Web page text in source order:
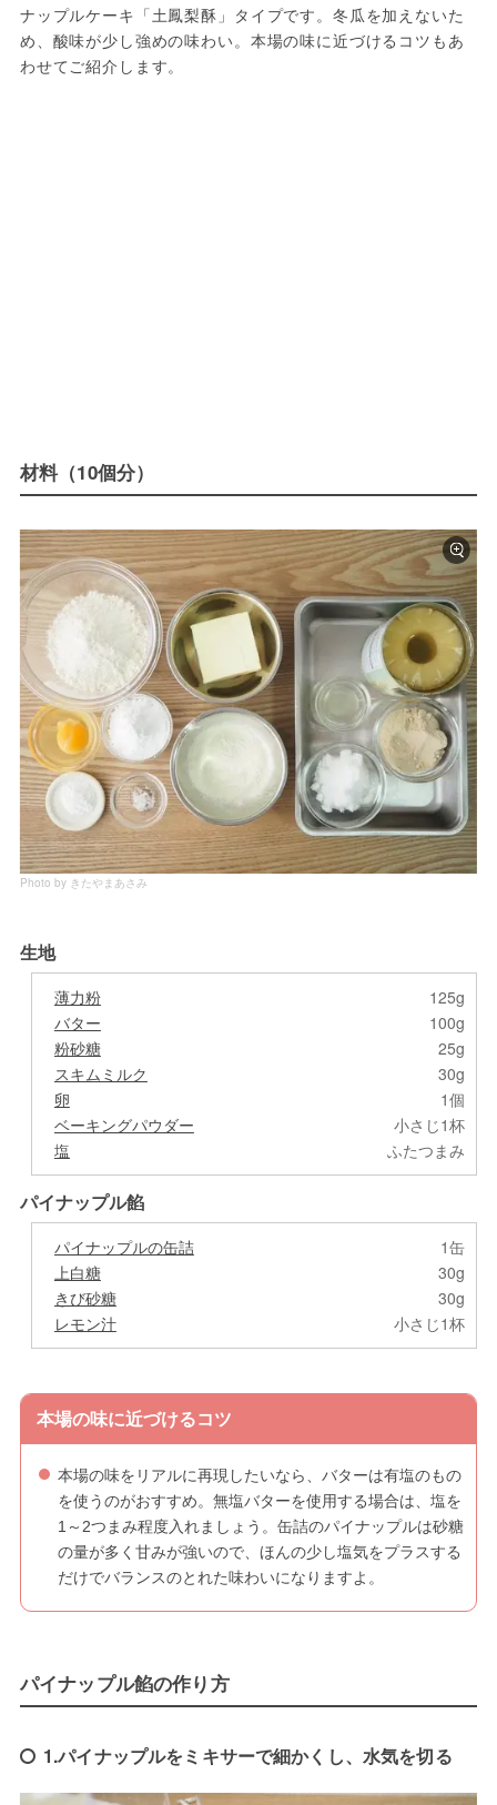
ナップルケーキ「土鳳梨酥」タイプです。冬瓜を加えないた
め、酸味が少し強めの味わい。本場の味に近づけるコツもあ
わせてご紹介します。
材料（10個分）
Photo by きたやまあさみ
生地
薄力粉
125g
バター
100g
粉砂糖
25g
スキムミルク
30g
卵
1個
ベーキングパウダー
小さじ1杯
塩
ふたつまみ
パイナップル餡
パイナップルの缶詰
1缶
上白糖
30g
きび砂糖
30g
レモン汁
小さじ1杯
本場の味に近づけるコツ
本場の味をリアルに再現したいなら、バターは有塩のもの
を使うのがおすすめ。無塩バターを使用する場合は、塩を
1～2つまみ程度入れましょう。缶詰のパイナップルは砂糖
の量が多く甘みが強いので、ほんの少し塩気をプラスする
だけでバランスのとれた味わいになりますよ。
パイナップル餡の作り方
1.パイナップルをミキサーで細かくし、水気を切る